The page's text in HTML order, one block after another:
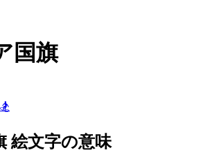
国旗
🏂
文字の意味